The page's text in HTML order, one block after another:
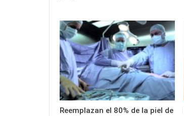
Reemplazan el 80% de la piel de